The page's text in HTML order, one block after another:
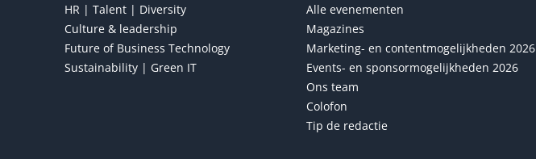
HR | Talent | Diversity
Culture & leadership
Future of Business Technology
Sustainability | Green IT
Alle evenementen
Magazines
Marketing- en contentmogelijkheden 2026
Events- en sponsormogelijkheden 2026
Ons team
Colofon
Tip de redactie